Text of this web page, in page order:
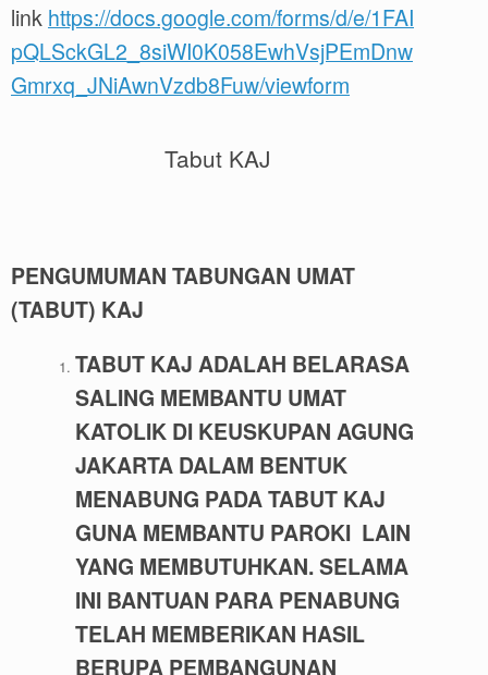
link https://docs.google.com/forms/d/e/1FAI
pQLSckGL2_8siWI0K058EwhVsjPEmDnw
Gmrxq_JNiAwnVzdb8Fuw/viewform
Tabut KAJ
PENGUMUMAN TABUNGAN UMAT
(TABUT) KAJ
TABUT KAJ ADALAH BELARASA
SALING MEMBANTU UMAT
KATOLIK DI KEUSKUPAN AGUNG
JAKARTA DALAM BENTUK
MENABUNG PADA TABUT KAJ
GUNA MEMBANTU PAROKI LAIN
YANG MEMBUTUHKAN. SELAMA
INI BANTUAN PARA PENABUNG
TELAH MEMBERIKAN HASIL
BERUPA PEMBANGUNAN